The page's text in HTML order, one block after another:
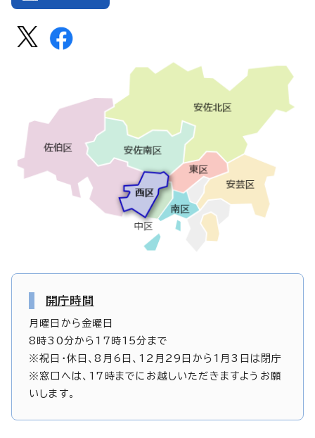
開庁時間
月曜日から金曜日
8時30分から17時15分まで
※祝日・休日、8月6日、12月29日から1月3日は閉庁
※窓口へは、17時までにお越しいただきますようお願
いします。